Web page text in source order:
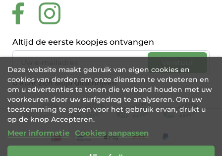
Altijd de eerste koopjes ontvangen
U kunt zich altijd uitschrijven
Deze website maakt gebruik van eigen cookies en
cookies van derden om onze diensten te verbeteren en
om u advertenties te tonen die verband houden met uw
voorkeuren door uw surfgedrag te analyseren. Om uw
toestemming te geven voor het gebruik ervan, drukt u
op de knop Accepteren.
Meer informatie Cookies aanpassen